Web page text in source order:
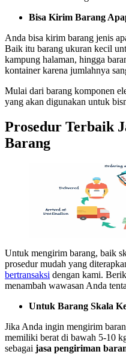
Bisa Kirim Barang
Anda bisa kirim barang jenis
Baik itu barang ukuran kecil
kampung halaman, hingga
kontainer karena jumlahnya
Mulai dari barang komponen
yang akan digunakan untuk
Prosedur Terbaik
Barang
Untuk mengirim barang, baik
prosedur mudah yang
bertransaksi dengan kami.
menambah wawasan Anda
Untuk Barang Skala
Jika Anda ingin mengirim
memiliki berat di bawah 5-10
sebagai jasa pengiriman